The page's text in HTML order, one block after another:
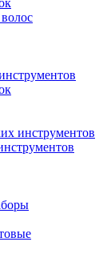
инструментов